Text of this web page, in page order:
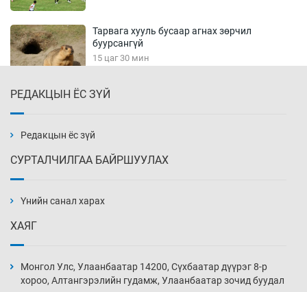
Тарвага хууль бусаар агнах зөрчил
буурсангүй
15 цаг 30 мин
16 цаг 0 мин
16 цаг 30 мин
17 цаг 0 мин
РЕДАКЦЫН ЁС ЗҮЙ
Редакцын ёс зүй
СУРТАЛЧИЛГАА БАЙРШУУЛАХ
Үнийн санал харах
ХАЯГ
Монгол Улс, Улаанбаатар 14200, Сүхбаатар дүүрэг 8-р
хороо, Алтангэрэлийн гудамж, Улаанбаатар зочид буудал